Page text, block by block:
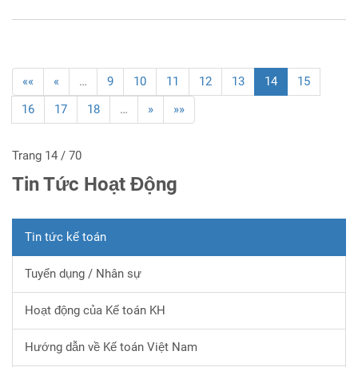
«« « … 9 10 11 12 13 14
15
16
17 18 … » »»
Trang 14 / 70
Tin Tức Hoạt Động
Tin tức kế toán
Tuyển dụng / Nhân sự
Hoạt động của Kế toán KH
Hướng dẫn về Kế toán Việt Nam